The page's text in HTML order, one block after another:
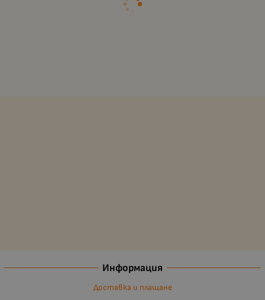
Информация
Доставка и плащане